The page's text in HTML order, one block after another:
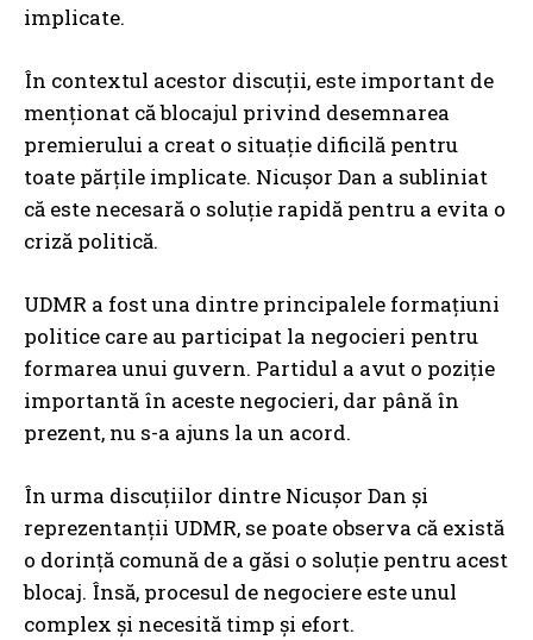
implicate.
În contextul acestor discuții, este important de
menționat că blocajul privind desemnarea
premierului a creat o situație dificilă pentru
toate părțile implicate. Nicușor Dan a subliniat
că este necesară o soluție rapidă pentru a evita o
criză politică.
UDMR a fost una dintre principalele formațiuni
politice care au participat la negocieri pentru
formarea unui guvern. Partidul a avut o poziție
importantă în aceste negocieri, dar până în
prezent, nu s-a ajuns la un acord.
În urma discuțiilor dintre Nicușor Dan și
reprezentanții UDMR, se poate observa că există
o dorință comună de a găsi o soluție pentru acest
blocaj. Însă, procesul de negociere este unul
complex și necesită timp și efort.